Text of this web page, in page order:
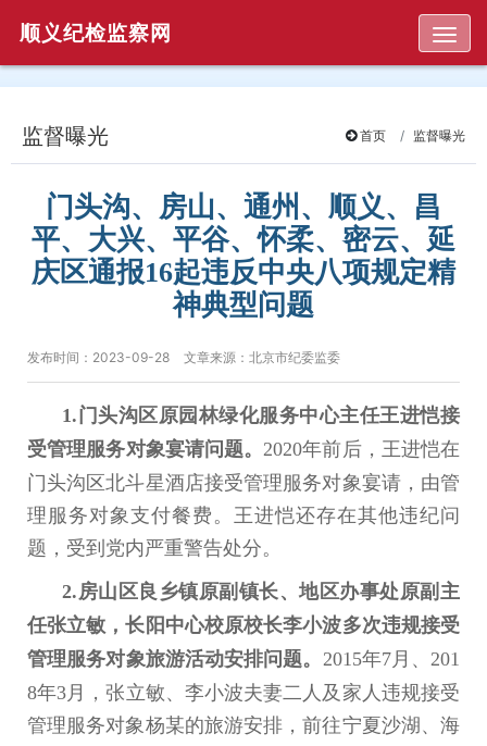
顺义纪检监察网
监督曝光 首页 监督曝光
门头沟、房山、通州、顺义、昌
平、大兴、平谷、怀柔、密云、延
庆区通报16起违反中央八项规定精
神典型问题
发布时间：2023-09-28 文章来源：北京市纪委监委
1.门头沟区原园林绿化服务中心主任王进恺接
受管理服务对象宴请问题。2020年前后，王进恺在
门头沟区北斗星酒店接受管理服务对象宴请，由管
理服务对象支付餐费。王进恺还存在其他违纪问
题，受到党内严重警告处分。
2.房山区良乡镇原副镇长、地区办事处原副主
任张立敏，长阳中心校原校长李小波多次违规接受
管理服务对象旅游活动安排问题。 2015年7月、201
8年3月，张立敏、李小波夫妻二人及家人违规接受
管理服务对象杨某的旅游安排，前往宁夏沙湖、海